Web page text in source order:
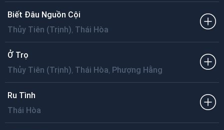
Biết Đâu Nguồn Cội
Thủy Tiên (Trịnh), Thái Hòa
Ở Trọ
Thủy Tiên (Trịnh), Thái Hòa, Phượng Hằng
Ru Tình
Thái Hòa